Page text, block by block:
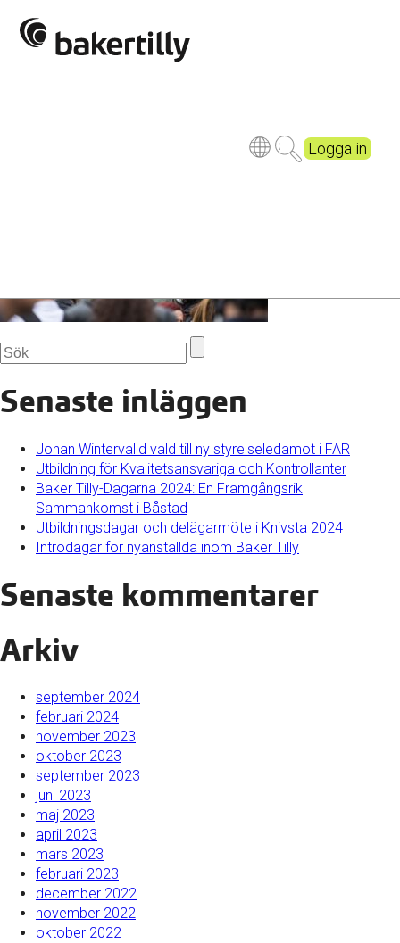
Logga in
press-
gb82ade488_1920.jpg
Senaste inläggen
Johan Wintervalld vald till ny styrelseledamot i FAR
Utbildning för Kvalitetsansvariga och Kontrollanter
Baker Tilly-Dagarna 2024: En Framgångsrik
Sammankomst i Båstad
Utbildningsdagar och delägarmöte i Knivsta 2024
Introdagar för nyanställda inom Baker Tilly
Senaste kommentarer
Arkiv
september 2024
februari 2024
november 2023
oktober 2023
september 2023
juni 2023
maj 2023
april 2023
mars 2023
februari 2023
december 2022
november 2022
oktober 2022